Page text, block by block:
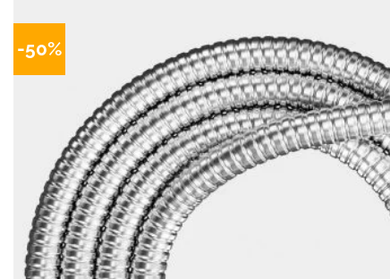
-50%